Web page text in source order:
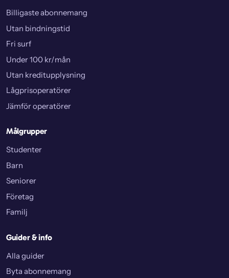
Billigaste abonnemang
Utan bindningstid
Fri surf
Under 100 kr/mån
Utan kreditupplysning
Lågprisoperatörer
Jämför operatörer
Målgrupper
Studenter
Barn
Seniorer
Företag
Familj
Guider & info
Alla guider
Byta abonnemang